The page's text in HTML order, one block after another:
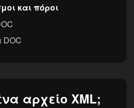
και πόροι
DOC
αρχείο XML;